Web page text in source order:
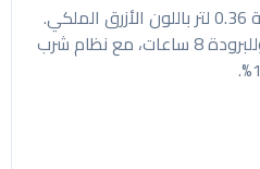
مج حراري "تيفال ترافل" سعة 0.36 لتر باللون الأزرق الملكي.
حفظ للحرارة حتى 4 ساعات وللبرودة 8 ساعات، مع نظام شرب